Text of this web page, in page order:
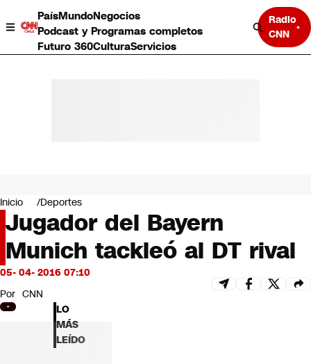
PaísMundoNegocios
Podcast y Programas completos
Futuro 360CulturaServicios
Radio
CNN
Negocios
Deportes
Programas completos
Cultura
Servicios
Bits
CNN Data
CNN tiempo
Futuro 360
Inicio Deportes
Jugador del Bayern
Munich tackleó al DT rival
05- 04- 2016 07:10
Por CNN
LO
MÁS
LEÍDO